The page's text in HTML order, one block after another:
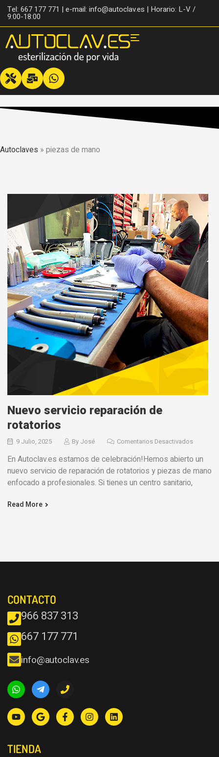
Tel: 667 177 771 | e-mail: info@autoclav.es | Horario: L-V /
9:00-18:00
Autoclaves » piezas de mano
Nuevo servicio reparación de
rotatorios
9 Julio, 2025 By José Comentarios Desactivados
En Autoclav.es estamos de celebración!Hemos abierto un
nuevo servicio de reparación de rotatorios y piezas de mano
enfocado a profesionales. Si tienes un centro sanitario,
Read More
CONTACTO
966 837 313
667 177 771
info@autoclav.es
TIENDA